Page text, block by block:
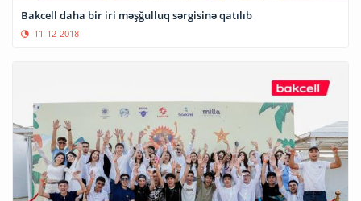
Bakcell daha bir iri məşğulluq sərgisinə qatılıb
11-12-2018